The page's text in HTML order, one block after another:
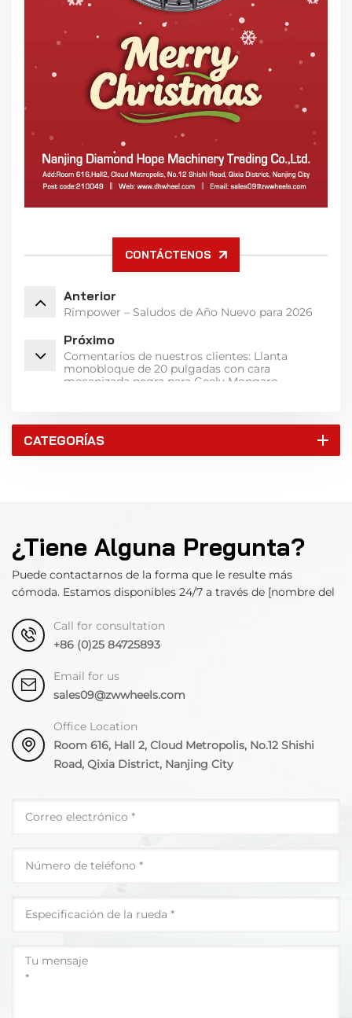
CONTÁCTENOS
Anterior
Rimpower – Saludos de Año Nuevo para 2026
Próximo
Comentarios de nuestros clientes: Llanta
monobloque de 20 pulgadas con cara
mecanizada negra para Geely Mongaro
CATEGORÍAS
¿Tiene Alguna Pregunta?
Puede contactarnos de la forma que le resulte más
cómoda. Estamos disponibles 24/7 a través de [nombre del
Call for consultation
+86 (0)25 84725893
Email for us
sales09@zwwheels.com
Office Location
Room 616, Hall 2, Cloud Metropolis, No.12 Shishi
Road, Qixia District, Nanjing City